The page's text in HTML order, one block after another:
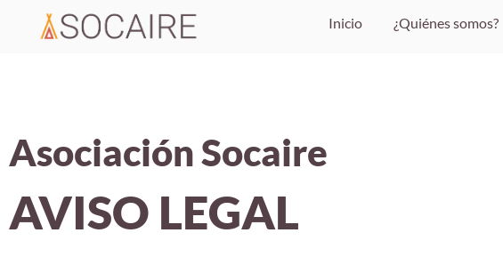
Inicio ¿Quiénes somos?
Asociación Socaire
AVISO LEGAL